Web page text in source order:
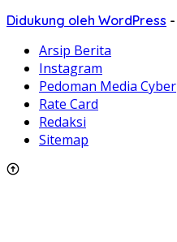
Didukung oleh WordPress -
Arsip Berita
Instagram
Pedoman Media Cyber
Rate Card
Redaksi
Sitemap